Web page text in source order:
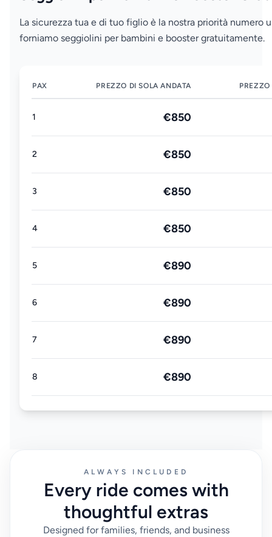
La sicurezza tua e di tuo figlio è la nostra priorità numero
forniamo seggiolini per bambini e booster gratuitamente.
PAX PREZZO DI SOLA ANDATA
1 €850
2 €850
3 €850
4 €850
5 €890
6 €890
7 €890
8 €890
ALWAYS INCLUDED
Every ride comes with
thoughtful extras
Designed for families, friends, and business